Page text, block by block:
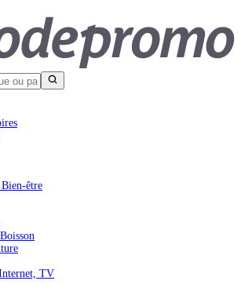
Bien-être
TV